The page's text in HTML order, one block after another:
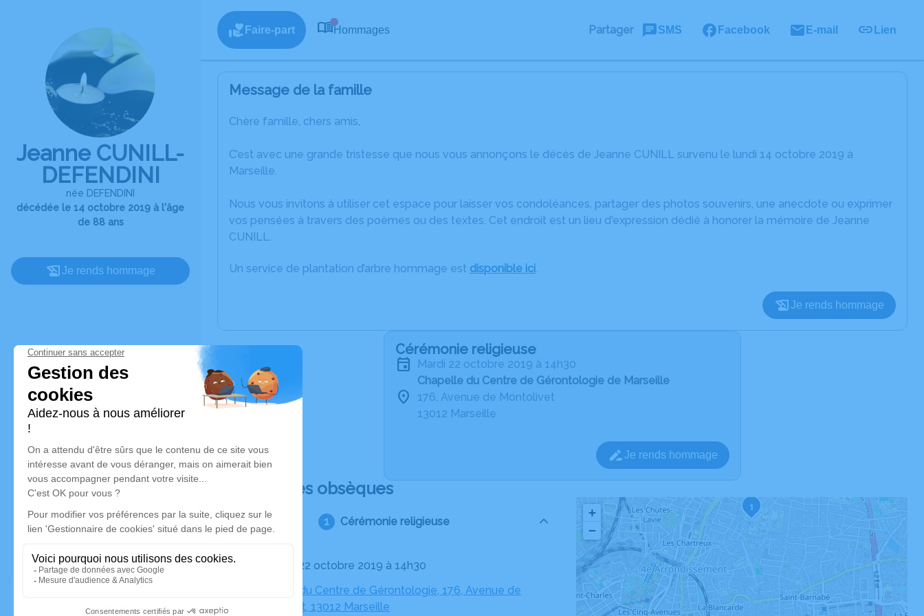
Jeanne CUNILL-
DEFENDINI
née DEFENDINI
décédée le 14 octobre 2019 à l'âge
de 88 ans
Je rends hommage
Faire-part Hommages Partager SMS Facebook E-mail Lien
Message de la famille
Chère famille, chers amis,
C’est avec une grande tristesse que nous vous annonçons le décès de Jeanne CUNILL survenu le lundi 14 octobre 2019 à
Marseille.
Nous vous invitons à utiliser cet espace pour laisser vos condoléances, partager des photos souvenirs, une anecdote ou exprimer
vos pensées à travers des poèmes ou des textes. Cet endroit est un lieu d'expression dédié à honorer la mémoire de Jeanne
CUNILL.
Un service de plantation d’arbre hommage est disponible ici.
Je rends hommage
Cérémonie religieuse
mardi 22 octobre 2019 à 14h30
Chapelle du Centre de Gérontologie de Marseille
176, Avenue de Montolivet
13012 Marseille
Je rends hommage
Déroulé des obsèques
Cérémonie religieuse
Le mardi 22 octobre 2019 à 14h30
Chapelle du Centre de Gérontologie, 176, Avenue de
Montolivet, 13012 Marseille
1
+
−